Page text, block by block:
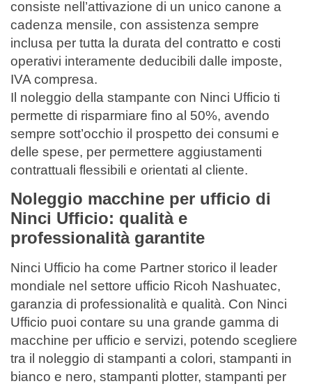
consiste nell’attivazione di un unico canone a
cadenza mensile, con assistenza sempre
inclusa per tutta la durata del contratto e costi
operativi interamente deducibili dalle imposte,
IVA compresa.
Il noleggio della stampante con Ninci Ufficio ti
permette di risparmiare fino al 50%, avendo
sempre sott’occhio il prospetto dei consumi e
delle spese, per permettere aggiustamenti
contrattuali flessibili e orientati al cliente.
Noleggio macchine per ufficio di
Ninci Ufficio: qualità e
professionalità garantite
Ninci Ufficio ha come Partner storico il leader
mondiale nel settore ufficio Ricoh Nashuatec,
garanzia di professionalità e qualità. Con Ninci
Ufficio puoi contare su una grande gamma di
macchine per ufficio e servizi, potendo scegliere
tra il noleggio di stampanti a colori, stampanti in
bianco e nero, stampanti plotter, stampanti per